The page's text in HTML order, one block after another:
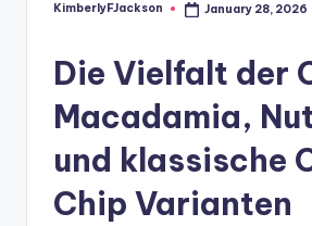
Posted
KimberlyFJackson January 28, 2026
Die Vielfalt der
Macadamia,
und klassische
Chip Varianten